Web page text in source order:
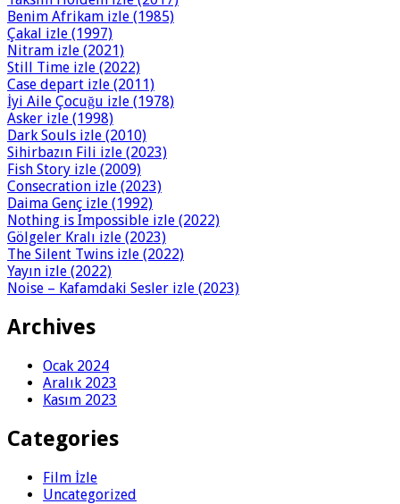
Benim Afrikam izle (1985)
Çakal izle (1997)
Nitram izle (2021)
Still Time izle (2022)
Case depart izle (2011)
İyi Aile Çocuğu izle (1978)
Asker izle (1998)
Dark Souls izle (2010)
Sihirbazın Fili izle (2023)
Fish Story izle (2009)
Consecration izle (2023)
Daima Genç izle (1992)
Nothing is Impossible izle (2022)
Gölgeler Kralı izle (2023)
The Silent Twins izle (2022)
Yayın izle (2022)
Noise – Kafamdaki Sesler izle (2023)
Archives
Ocak 2024
Aralık 2023
Kasım 2023
Categories
Film İzle
Uncategorized